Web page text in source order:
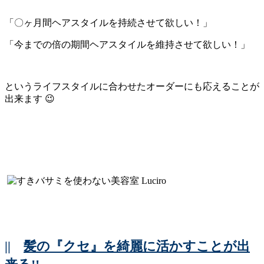
「〇ヶ月間ヘアスタイルを持続させて欲しい！」
「今までの倍の期間ヘアスタイルを維持させて欲しい！」
というライフスタイルに合わせたオーダーにも応えることが
出来ます 😉
|| 髪の『クセ』を綺麗に活かすことが出